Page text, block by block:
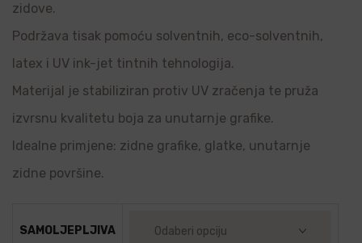
zidove.
Podržava tisak pomoću solventnih, eco-solventnih,
latex i UV ink-jet tintnih tehnologija.
Materijal je stabiliziran protiv UV zračenja te pruža
izvrsnu kvalitetu boja za unutarnje grafike.
Idealne primjene: zidne grafike, glatke, unutarnje
zidne površine.
SAMOLJEPLJIVA